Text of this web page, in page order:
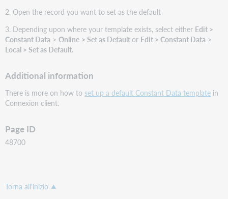
2. Open the record you want to set as the default
3. Depending upon where your template exists, select either Edit >
Constant Data >Online > Set as Default or Edit > Constant Data >
Local > Set as Default.
Additional information
There is more on how to set up a default Constant Data template in
Connexion client.
Page ID
48700
Torna all'inizio